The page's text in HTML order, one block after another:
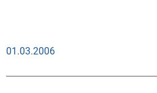
01.03.2006